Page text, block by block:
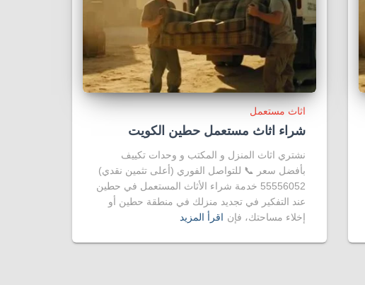
اثاث مستعمل
شراء اثاث مستعمل حطين الكويت
نشتري اثاث المنزل و المكتب و وحدات تكييف
بأفضل سعر 📞 للتواصل الفوري (أعلى تثمين نقدي)
55556052 خدمة شراء الأثاث المستعمل في حطين
عند التفكير في تجديد منزلك في منطقة حطين أو
إخلاء مساحتك، فإن اقرأ المزيد